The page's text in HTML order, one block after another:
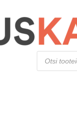
Products
search